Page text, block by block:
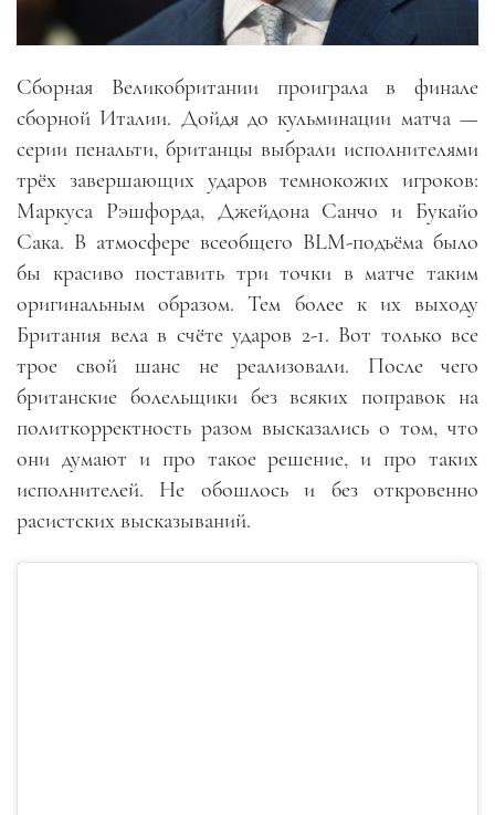
Сборная Великобритании проиграла в финале
сборной Италии. Дойдя до кульминации матча —
серии пенальти, британцы выбрали исполнителями
трёх завершающих ударов темнокожих игроков:
Маркуса Рэшфорда, Джейдона Санчо и Букайо
Сака. В атмосфере всеобщего BLM-подъёма было
бы красиво поставить три точки в матче таким
оригинальным образом. Тем более к их выходу
Британия вела в счёте ударов 2-1. Вот только все
трое свой шанс не реализовали. После чего
британские болельщики без всяких поправок на
политкорректность разом высказались о том, что
они думают и про такое решение, и про таких
исполнителей. Не обошлось и без откровенно
расистских высказываний.